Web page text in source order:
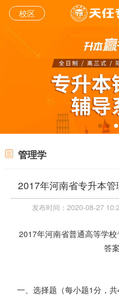
校区
管理学
2017年河南省专升本
发布时间：2020-08-27
2017年河南省普通高等学
答案
一、选择题（每小题1分，